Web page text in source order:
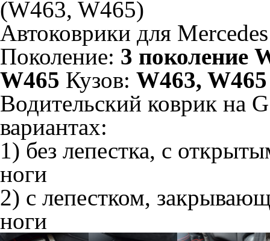
(W463, W465)
Автоковрики для
Поколение: 3 поколение
W465 Кузов: W463, W465
Водительский коврик на
вариантах:
1) без лепестка, с
ноги
2) с лепестком,
ноги